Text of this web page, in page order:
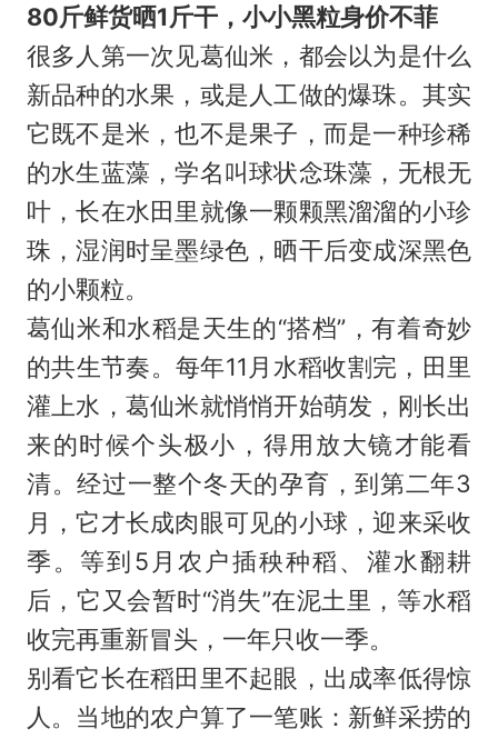
80斤鲜货晒1斤干，小小黑粒身价不菲
很多人第一次见葛仙米，都会以为是什么
新品种的水果，或是人工做的爆珠。其实
它既不是米，也不是果子，而是一种珍稀
的水生蓝藻，学名叫球状念珠藻，无根无
叶，长在水田里就像一颗颗黑溜溜的小珍
珠，湿润时呈墨绿色，晒干后变成深黑色
的小颗粒。
葛仙米和水稻是天生的“搭档”，有着奇妙
的共生节奏。每年11月水稻收割完，田里
灌上水，葛仙米就悄悄开始萌发，刚长出
来的时候个头极小，得用放大镜才能看
清。经过一整个冬天的孕育，到第二年3
月，它才长成肉眼可见的小球，迎来采收
季。等到5月农户插秧种稻、灌水翻耕
后，它又会暂时“消失”在泥土里，等水稻
收完再重新冒头，一年只收一季。
别看它长在稻田里不起眼，出成率低得惊
人。当地的农户算了一笔账：新鲜采捞的